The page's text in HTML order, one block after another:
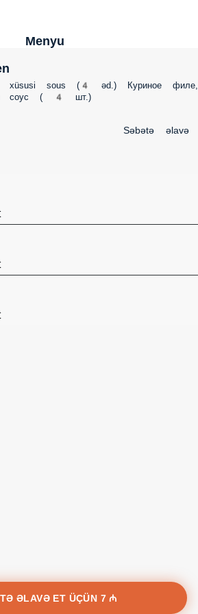
Menyu
xüsusi sous (4 əd.) Куриное филе,
соус ( 4 шт.)
Səbətə əlavə
ƏLAVƏ ET ÜÇÜN 7 ₼